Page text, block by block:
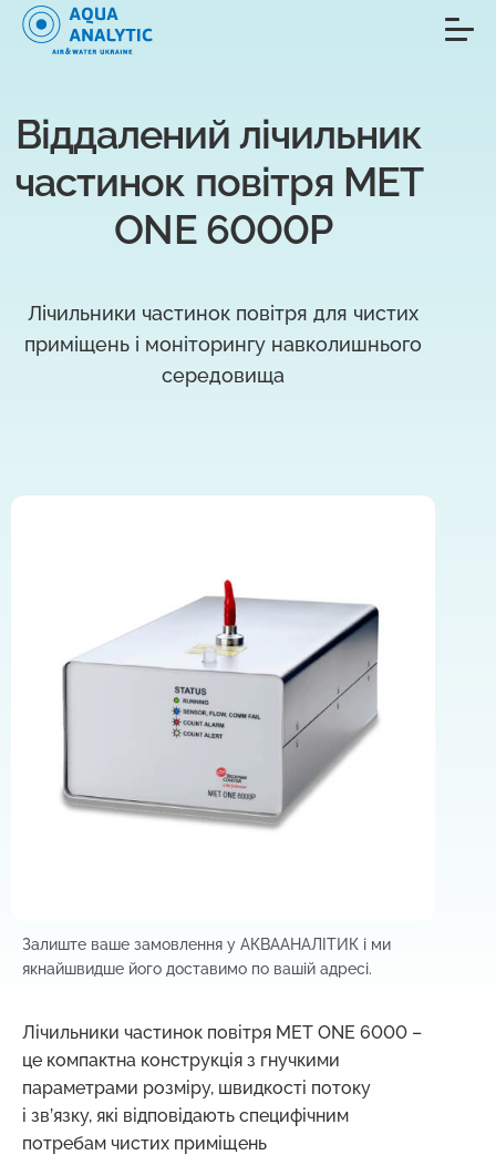
Віддалений лічильник
частинок повітря MET
ONE 6000P
Лічильники частинок повітря для чистих
приміщень і моніторингу навколишнього
середовища
Залиште ваше замовлення у АКВААНАЛІТИК і ми
якнайшвидше його доставимо по вашій адресі.
Лічильники частинок повітря MET ONE 6000 –
це компактна конструкція з гнучкими
параметрами розміру, швидкості потоку
і зв’язку, які відповідають специфічним
потребам чистих приміщень